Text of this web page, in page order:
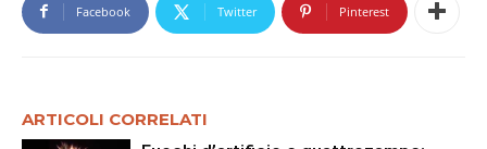
Facebook Twitter Pinterest
ARTICOLI CORRELATI